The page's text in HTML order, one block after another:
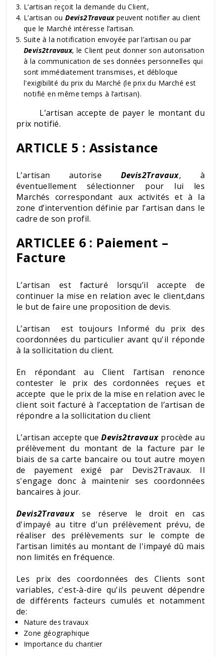
L’artisan reçoit la demande du Client,
L’artisan ouDevis2Travaux peuvent notifier au client
que le Marché intéresse l’artisan.
Suite à la notification envoyée par l’artisan ou par
Devis2travaux, le Client peut donner son autorisation
à la communication de ses données personnelles qui
sont immédiatement transmises, et débloque
l'exigibilité du prix du Marché (le prix du Marché est
notifié en même temps à l’artisan).
L’artisan accepte de payer le montant du
prix notifié.
ARTICLE 5 : Assistance
L’artisan autorise Devis2Travaux, à
éventuellement sélectionner pour lui les
Marchés correspondant aux activités et à la
zone d’intervention définie par l’artisan dans le
cadre de son profil.
ARTICLEE 6 : Paiement –
Facture
L’artisan est facturé lorsqu’il accepte de
continuer la mise en relation avec le client,dans
le but de faire une proposition de devis.
L’artisan est toujours Informé du prix des
coordonnées du particulier avant qu'il réponde
à la sollicitation du client.
En répondant au Client l’artisan renonce
contester le prix des cordonnées reçues et
accepte que le prix de la mise en relation avec le
client soit facturé à l’acceptation de l’artisan de
répondre a la sollicitation du client
L’artisan accepte queDevis2travaux procède au
prélèvement du montant de la facture par le
biais de sa carte bancaire ou tout autre moyen
de payement exigé par Devis2Travaux. Il
s'engage donc à maintenir ses coordonnées
bancaires à jour.
Devis2Travauxse réserve le droit en cas
d'impayé au titre d'un prélèvement prévu, de
réaliser des prélèvements sur le compte de
l’artisan limités au montant de l'impayé dû mais
non limités en fréquence.
Les prix des coordonnées des Clients sont
variables, c'est-à-dire qu'ils peuvent dépendre
de différents facteurs cumulés et notamment
de:
Nature des travaux
Zone géographique
Importance du chantier